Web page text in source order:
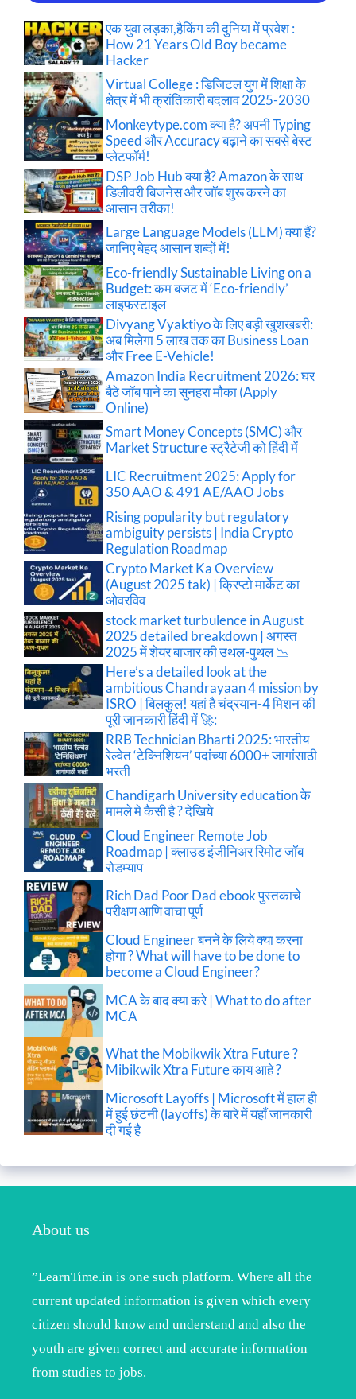
एक युवा लड़का,हैकिंग की दुनिया में प्रवेश :
How 21 Years Old Boy became
Hacker
Virtual College : डिजिटल युग में शिक्षा के
क्षेत्र में भी क्रांतिकारी बदलाव 2025-2030
Monkeytype.com क्या है? अपनी Typing
Speed और Accuracy बढ़ाने का सबसे बेस्ट
प्लेटफॉर्म!
DSP Job Hub क्या है? Amazon के साथ
डिलीवरी बिजनेस और जॉब शुरू करने का
आसान तरीका!
Large Language Models (LLM) क्या हैं?
जानिए बेहद आसान शब्दों में!
Eco-friendly Sustainable Living on a
Budget: कम बजट में ‘Eco-friendly’
लाइफस्टाइल
Divyang Vyaktiyo के लिए बड़ी खुशखबरी:
अब मिलेगा 5 लाख तक का Business Loan
और Free E-Vehicle!
Amazon India Recruitment 2026: घर
बैठे जॉब पाने का सुनहरा मौका (Apply
Online)
Smart Money Concepts (SMC) और
Market Structure स्ट्रैटेजी को हिंदी में
LIC Recruitment 2025: Apply for
350 AAO & 491 AE/AAO Jobs
Rising popularity but regulatory
ambiguity persists | India Crypto
Regulation Roadmap
Crypto Market Ka Overview
(August 2025 tak) | क्रिप्टो मार्केट का
ओवरविव
stock market turbulence in August
2025 detailed breakdown | अगस्त
2025 में शेयर बाजार की उथल-पुथल 📉
Here’s a detailed look at the
ambitious Chandrayaan 4 mission by
ISRO | बिलकुल! यहां है चंद्रयान-4 मिशन की
पूरी जानकारी हिंदी में 🚀:
RRB Technician Bharti 2025: भारतीय
रेल्वेत ‘टेक्निशियन’ पदांच्या 6000+ जागांसाठी
भरती
Chandigarh University education के
मामले मे कैसी है ? देखिये
Cloud Engineer Remote Job
Roadmap | क्लाउड इंजीनिअर रिमोट जॉब
रोडम्याप
Rich Dad Poor Dad ebook पुस्तकाचे
परीक्षण आणि वाचा पूर्ण
Cloud Engineer बनने के लिये क्या करना
होगा ? What will have to be done to
become a Cloud Engineer?
MCA के बाद क्या करे | What to do after
MCA
What the Mobikwik Xtra Future ?
Mibikwik Xtra Future काय आहे ?
Microsoft Layoffs | Microsoft में हाल ही
में हुई छंटनी (layoffs) के बारे में यहाँ जानकारी
दी गई है
About us
”LearnTime.in is one such platform. Where all the
current updated information is given which every
citizen should know and understand and also the
youth are given correct and accurate information
from studies to jobs.